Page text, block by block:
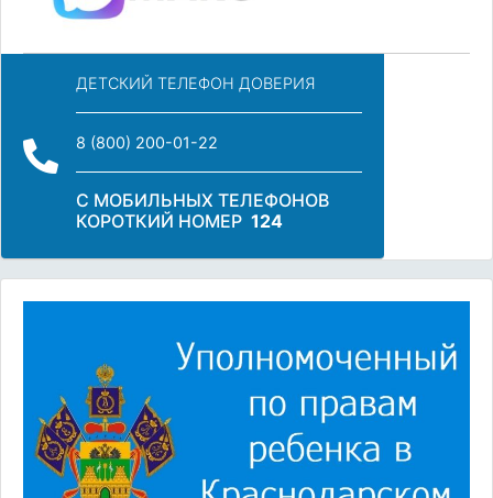
ДЕТСКИЙ ТЕЛЕФОН ДОВЕРИЯ
8 (800) 200-01-22
С МОБИЛЬНЫХ ТЕЛЕФОНОВ
КОРОТКИЙ НОМЕР 124